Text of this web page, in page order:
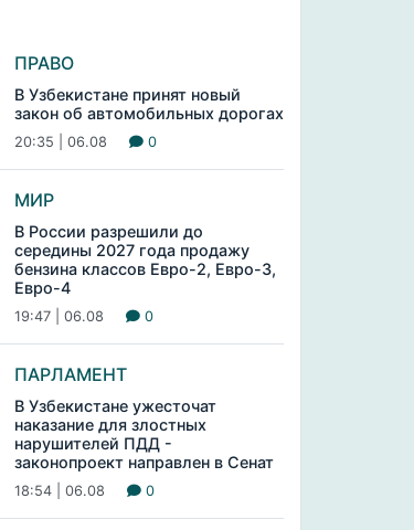
ПРАВО
В Узбекистане принят новый
закон об автомобильных дорогах
20:35 | 06.08 0
МИР
В России разрешили до
середины 2027 года продажу
бензина классов Евро-2, Евро-3,
Евро-4
19:47 | 06.08 0
ПАРЛАМЕНТ
В Узбекистане ужесточат
наказание для злостных
нарушителей ПДД -
законопроект направлен в Сенат
18:54 | 06.08 0